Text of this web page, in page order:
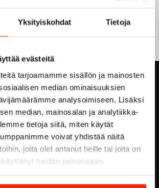
Yksityiskohdat Tietoja
evästeitä
tarjoamamme sisällön ja mainosten
median ominaisuuksien
analysoimiseen. Lisäksi
median, mainosalan ja analytiikka-
tietoja siitä, miten käytät
voivat yhdistää näitä
joita olet antanut heille tai joita on
heidän palvelujaan.